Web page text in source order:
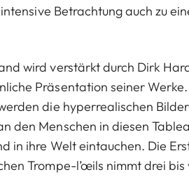
Betrachtung auch zu
wird verstärkt durch Dirk
Präsentation seiner
die hyperrealischen
den Menschen in diesen
in ihre Welt eintauchen. Die
Trompe-l’œils nimmt drei